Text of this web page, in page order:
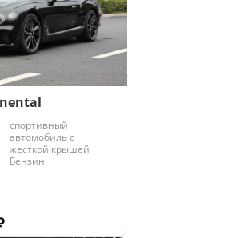
спортивный
автомобиль с
жесткой крышей
Бензин